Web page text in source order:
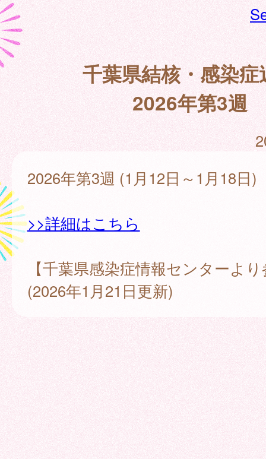
千葉県結核・感染症
2026年第3週
2026年第3週 (1月12日～1月18日)
>>詳細はこちら
【千葉県感染症情報センターよ
(2026年1月21日更新)